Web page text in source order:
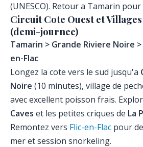
(UNESCO). Retour a Tamarin
Circuit Cote Ouest et
(demi-journee)
Tamarin > Grande Riviere Noire
en-Flac
Longez la cote vers le sud jusqu'a
Noire (10 minutes), village de
avec excellent poisson frais.
Caves et les petites criques de La
Remontez vers Flic-en-Flac pour
mer et session snorkeling.